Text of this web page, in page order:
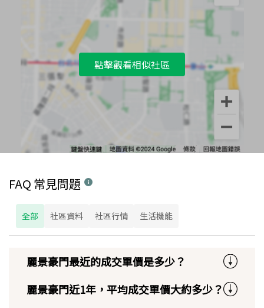
點擊觀看相似社區
FAQ 常見問題
全部 社區資料 社區行情 生活機能
麗景豪門最近的成交單價是多少？
麗景豪門近1年，平均成交單價大約多少？